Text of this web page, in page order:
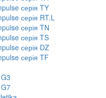
серія TY
серія RT.L
серія TN
серія TS
серія DZ
серія TF